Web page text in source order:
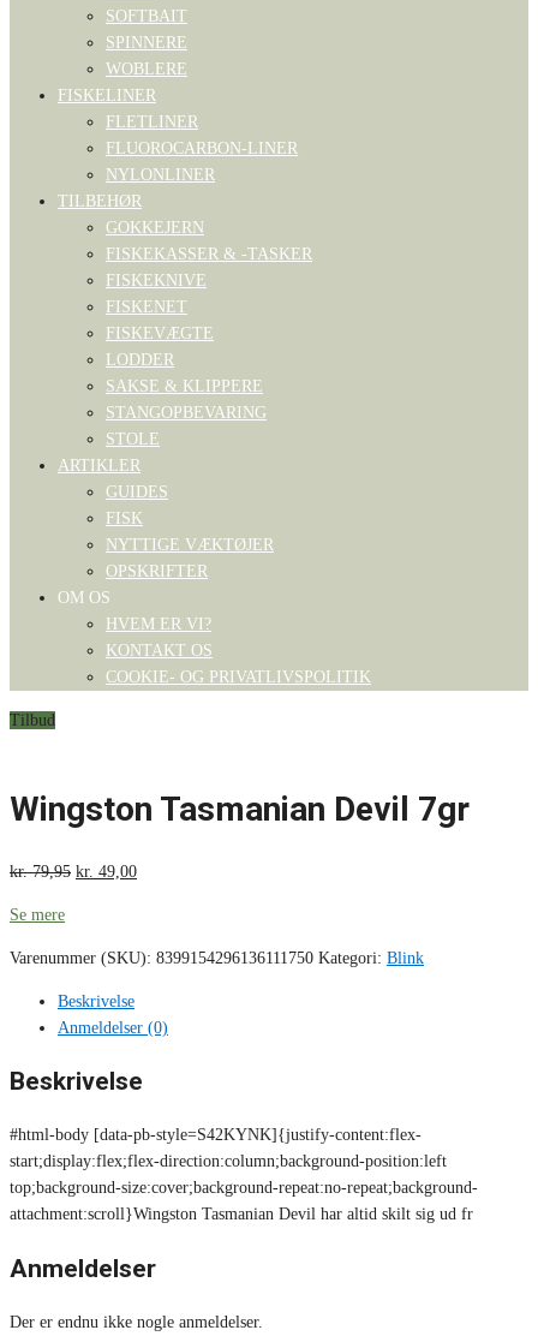
SOFTBAIT
SPINNERE
WOBLERE
FISKELINER
FLETLINER
FLUOROCARBON-LINER
NYLONLINER
TILBEHØR
GOKKEJERN
FISKEKASSER & -TASKER
FISKEKNIVE
FISKENET
FISKEVÆGTE
LODDER
SAKSE & KLIPPERE
STANGOPBEVARING
STOLE
ARTIKLER
GUIDES
FISK
NYTTIGE VÆKTØJER
OPSKRIFTER
OM OS
HVEM ER VI?
KONTAKT OS
COOKIE- OG PRIVATLIVSPOLITIK
Tilbud
Wingston Tasmanian Devil 7gr
kr.79,95 kr. 49,00
Se mere
Varenummer (SKU): 8399154296136111750 Kategori: Blink
Beskrivelse
Anmeldelser (0)
Beskrivelse
#html-body [data-pb-style=S42KYNK]{justify-content:flex-
start;display:flex;flex-direction:column;background-position:left
top;background-size:cover;background-repeat:no-repeat;background-
attachment:scroll}Wingston Tasmanian Devil har altid skilt sig ud fr
Anmeldelser
Der er endnu ikke nogle anmeldelser.